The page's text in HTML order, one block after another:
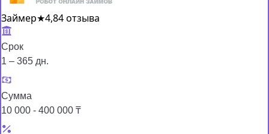
Займер★4,84 отзыва
Срок
1 – 365 дн.
Сумма
10 000 - 400 000 ₸